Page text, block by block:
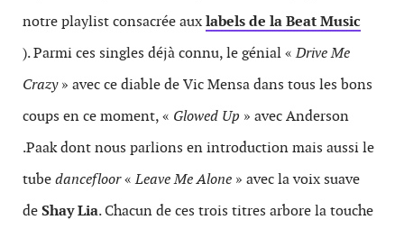
notre playlist consacrée auxlabels de la Beat Music
). Parmi ces singles déjà connu, le génial «Drive Me
Crazy» avec ce diable de Vic Mensa dans tous les bons
coups en ce moment, « Glowed Up » avec Anderson
.Paak dont nous parlions en introduction mais aussi le
tubedancefloor«Leave Me Alone » avec la voix suave
deShay Lia. Chacun de ces trois titres arbore la touche